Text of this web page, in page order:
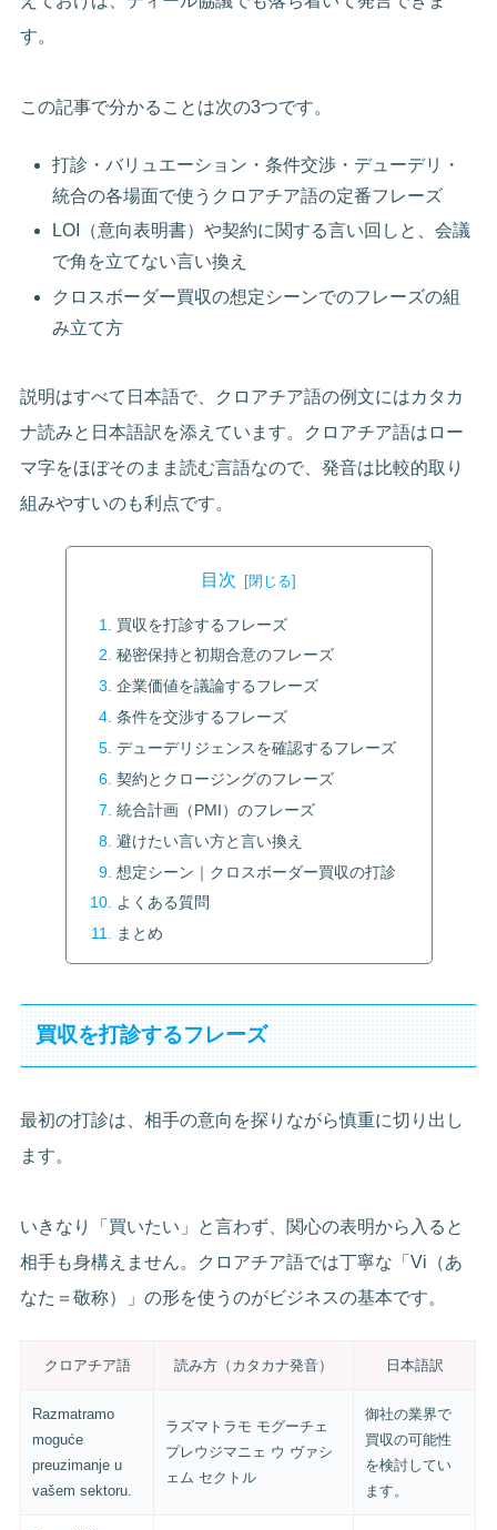
す。
この記事で分かることは次の3つです。
打診・バリュエーション・条件交渉・デューデリ・
統合の各場面で使うクロアチア語の定番フレーズ
LOI（意向表明書）や契約に関する言い回しと、会議
で角を立てない言い換え
クロスボーダー買収の想定シーンでのフレーズの組
み立て方
説明はすべて日本語で、クロアチア語の例文にはカタカ
ナ読みと日本語訳を添えています。クロアチア語はロー
マ字をほぼそのまま読む言語なので、発音は比較的取り
組みやすいのも利点です。
目次
買収を打診するフレーズ
秘密保持と初期合意のフレーズ
企業価値を議論するフレーズ
条件を交渉するフレーズ
デューデリジェンスを確認するフレーズ
契約とクロージングのフレーズ
統合計画（PMI）のフレーズ
避けたい言い方と言い換え
想定シーン｜クロスボーダー買収の打診
よくある質問
まとめ
買収を打診するフレーズ
最初の打診は、相手の意向を探りながら慎重に切り出し
ます。
いきなり「買いたい」と言わず、関心の表明から入ると
相手も身構えません。クロアチア語では丁寧な「Vi（あ
なた＝敬称）」の形を使うのがビジネスの基本です。
クロアチア語 読み方（カタカナ発音） 日本語訳
Razmatramo
moguće
preuzimanje u
vašem sektoru.
ラズマトラモ モグーチェ
プレウジマニェ ウ ヴァシ
ェム セクトル
御社の業界で
買収の可能性
を検討してい
ます。